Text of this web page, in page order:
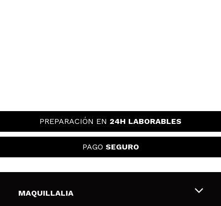
PREPARACIÓN EN 24H LABORABLES
PAGO SEGURO
MAQUILLALIA